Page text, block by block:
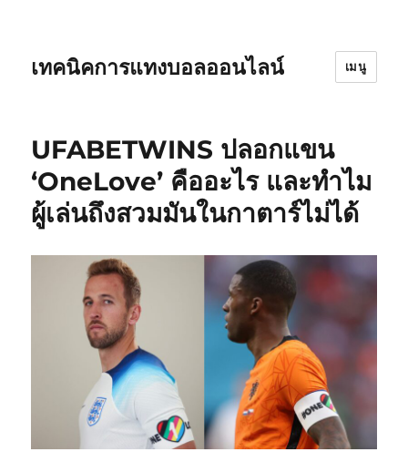
เทคนิคการแทงบอลออนไลน์ เมนู
UFABETWINS ปลอกแขน
‘OneLove’ คืออะไร และทำไม
ผู้เล่นถึงสวมมันในกาตาร์ไม่ได้